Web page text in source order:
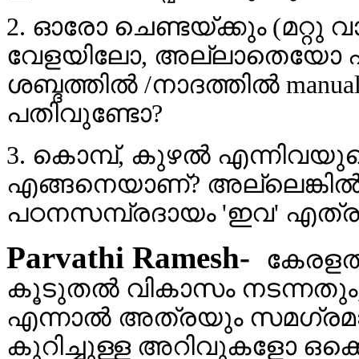
2. ഓരോ ചെണ്ടയ്ക്കും (മറ്റു
വേളയിലോ, അല്ലാതെയോ
ശബ്ദത്തില്‍ /നാദത്തില്‍
പതിവുണ്ടോ?
3. കൊമ്പ്, കുഴല്‍
എങ്ങനെയാണ്? അല്ലെങ്കില്‍
പഠനസമ്പ്രദായം 'ഇവ'
Parvathi Ramesh-
കൂടുതല്‍ വികാസം നടന്നതും,
എന്നാല്‍ അത്രയും
കുറിച്ചുള്ള അറിവുകളോ